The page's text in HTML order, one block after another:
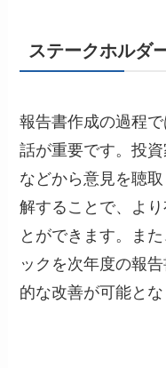
ステークホルダ
報告書作成の過程
話が重要です。投
などから意見を聴
解することで、よ
とができます。ま
ックを次年度の報
的な改善が可能とな